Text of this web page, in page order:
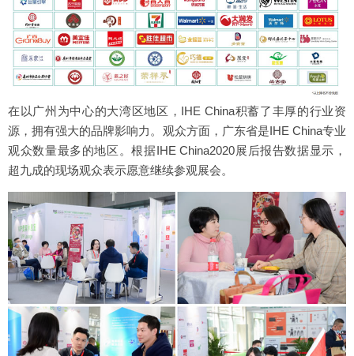
在以广州为中心的大湾区地区，IHE China积蓄了丰厚的行业资
源，拥有强大的品牌影响力。观众方面，广东省是IHE China专业
观众数量最多的地区。根据IHE China2020展后报告数据显示，
超九成的现场观众表示愿意继续参观展会。